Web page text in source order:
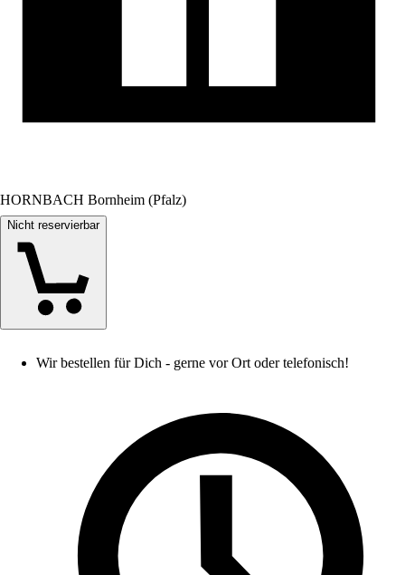
HORNBACH Bornheim (Pfalz)
Nicht reservierbar
Wir bestellen für Dich - gerne vor Ort oder telefonisch!